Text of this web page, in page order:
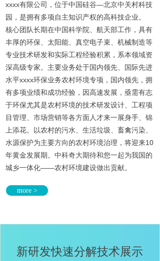
xxxx有限公司，位于中国硅谷—北京中关村科技
园，是拥有多项自主知识产权的高科技企业。
核心团队长期在中国科学院、航天部工作，具有
丰厚的环保、太阳能、真空电子束、机械制造等
专业技术研发和实际工程经验积累，系本领域资
深高级专家。主要业务处于国内领先、国际先进
水平xxxx环保业务农村环境专项，国内领先，拥
有多项业绩和成功经验，因高速发展，亟需有志
于环保尤其是农村环境的技术研发设计、工程项
目管理、市场营销等各方面人才来一展身手、锦
上添花。以农村的污水、生活垃圾、畜禽污染、
水源保护为主要方向的农村环境治理，将迎来10
年黄金发展期。中科奇大期待和您一起为我国的
城乡一体化——农村环境建设做出贡献。
more >
新研发快速分解技术展示